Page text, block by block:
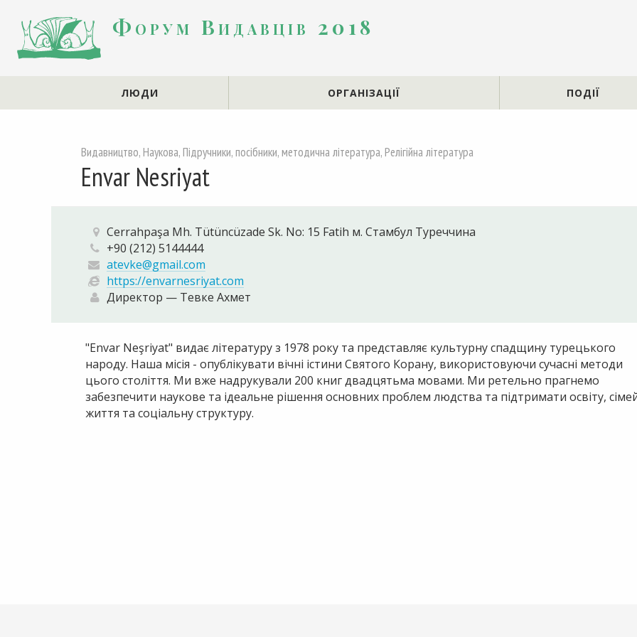
Форум Видавців 2018
ЛЮДИ ОРГАНІЗАЦІЇ ПОДІЇ
Видавництво, Наукова, Підручники, посібники, методична література, Релігійна література
Envar Nesriyat
Cerrahpaşa Mh. Tütüncüzade Sk. No: 15 Fatih м. Стамбул Туреччина
+90 (212) 5144444
atevke@gmail.com
https://envarnesriyat.com
Директор — Тевке Ахмет
"Envar Neşriyat" видає літературу з 1978 року та представляє культурну спадщину турецького
народу. Наша місія - опублікувати вічні істини Святого Корану, використовуючи сучасні методи
цього століття. Ми вже надрукували 200 книг двадцятьма мовами. Ми ретельно прагнемо
забезпечити наукове та ідеальне рішення основних проблем людства та підтримати освіту,
життя та соціальну структуру.